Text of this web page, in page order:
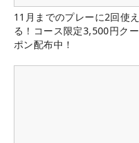
11月までのプレーに2回使え
る！コース限定3,500円クー
ポン配布中！